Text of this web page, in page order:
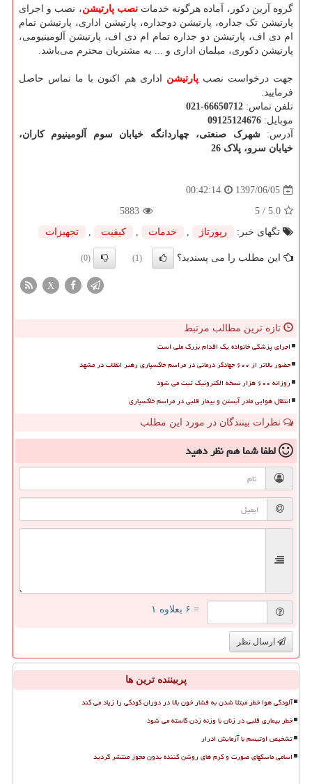
گروه آرین دکور، آماده هرگونه خدماتنصب پارتیشن، نصب و اجرای
پارتیشن‌ تک جداره، پارتیشن دوجداره، پارتیشن اداری، پارتیشن تمام
ام دی اف، پارتیشن دو جداره تمام ام دی اف، پارتیشن آلومینیومی،
پارتیشن دکوری، مبلمان اداری و ... به مشتریان محترم می‌باشد.
جهت درخواست نصبپارتیشن اداری هم اکنون با ما تماس حاصل
فرمایید.
تلفن تماس: 021-66650712
موبایل: 09125124676
آدرس:شهرک صنعتی، چهاردانگه خيابان سوم آلومينيوم کاران،
خیابان سرو، پلاک 26
1397/06/05
00:42:14
5.0
/ 5
5883
تگهای خبر:
رپورتاژ , خدمات , كیفیت , تجهیزات
این مطلب را می پسندید؟ (1)
(0)
X
تازه ترین مطالب مرتبط
اجرای پزشکی خانواده یک اقدام بزرگ ملی است
حضور بالاتر از ۶۰۰ جهادگر درمانی در مراسم خاکسپاری رهبر انقلاب در مشهد
روزانه ۶۰۰ هزار نسخه الکترونیک ثبت می شود
انتقال هوایی مادر آبستن و بیمار قلبی در مراسم خاکسپاری
نظرات بینندگان در مورد این مطلب
لطفا شما همنظر دهید
= ۶ بعلاوه ۱
ارسال نظر
پربیننده ترین ها
آلودگی هوا خطر مبتلا شدن به فشار خون بالا در دوران کودکی را زیاد می کند
خطر بیماری قلبی در زنان با وزنه زدن کاسته می شود
تشخیص اوتیسم با آزمایش ادرار
اسامی ماسکهای صورت و کرم های روشن کننده بدون مجوز منتشر گردید